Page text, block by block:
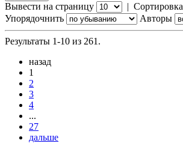
Вывести на страницу | Сортировка
Упорядочнить
Авторы
Результаты 1-10 из 261.
назад
1
2
3
4
...
27
дальше